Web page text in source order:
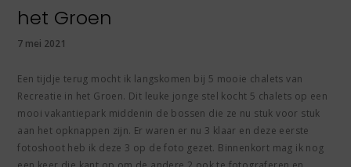
het Groen
7 mei 2021
Een tijdje terug mocht ik langskomen bij 5 mooie chalets van
Recreatie in het Groen. Dit leuke jonge stel kocht 5 chalets op een
mooi vakantiepark middenin de bossen die ze nu stuk voor stuk
aan het opknappen zijn. Er waren er nu 3 klaar en deze eerste
fotoshoot heb ik deze 3 op de foto gezet. Binnenkort mag ik nog